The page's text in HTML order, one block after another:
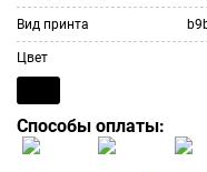
Вид принта
Цвет
Способы оплаты: